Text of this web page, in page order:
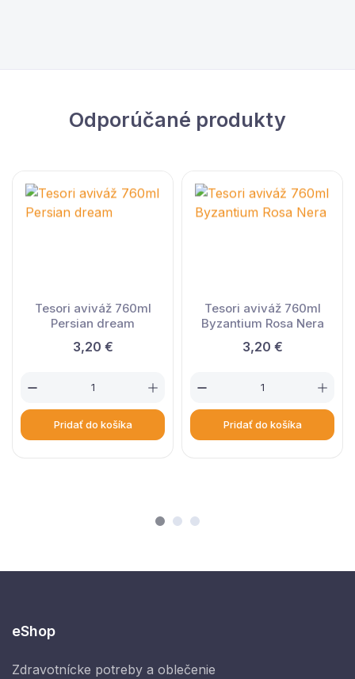
Odporúčané produkty
Tesori aviváž 760ml
Persian dream
3,20 €
Pridať do košíka
Tesori aviváž 760ml
Byzantium Rosa Nera
3,20 €
Pridať do košíka
eShop
Zdravotnícke potreby a oblečenie